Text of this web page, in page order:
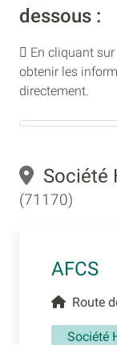
dessous :
En cliquant
obtenir les
directement.
Société
(71170)
AFCS
Route
Société